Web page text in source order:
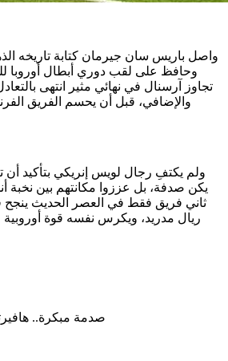
واصل باريس سان جيرمان كتابة تاريخه
وحافظ على لقب دوري أبطال أوروبا
والإضافي، قبل أن يحسم الفريق
ولم يكتفِ رجال لويس إنريكي بتأكيد أن
يكن صدفة، بل عززوا مكانتهم بين نخبة
ثاني فريق فقط في العصر الحديث ينجح
ريال مدريد، ويكرس نفسه قوة
صدمة مبكرة..